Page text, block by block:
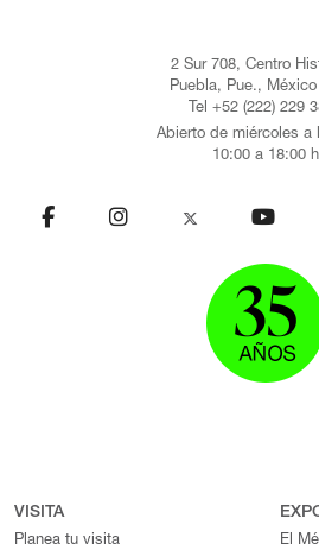
2 Sur 708, Centro
Puebla, Pue., México
Tel +52 (222) 229
Abierto de miércoles a
10:00 a 18:00 h
VISITA
Planea tu visita
El